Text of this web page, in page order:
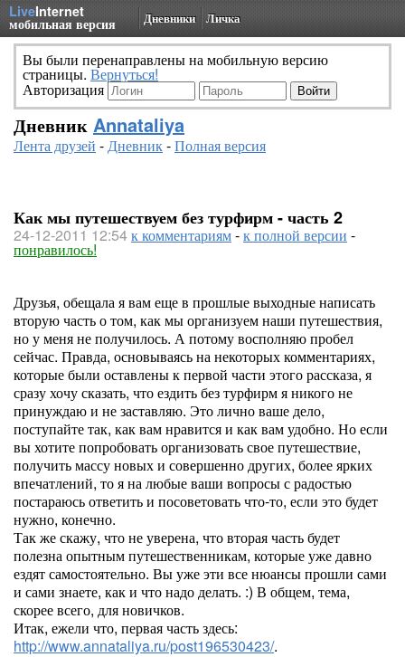
LiveInternet
мобильная версия Дневники Личка
Вы были перенаправлены на мобильную версию
страницы. Вернуться!
Авторизация
Дневник Annataliya
Лента друзей -Дневник-Полная версия
Как мы путешествуем без турфирм - часть 2
24-12-2011 12:54к комментариям-к полной версии -
понравилось!
Друзья, обещала я вам еще в прошлые выходные написать
вторую часть о том, как мы организуем наши путешествия,
но у меня не получилось. А потому восполняю пробел
сейчас. Правда, основываясь на некоторых комментариях,
которые были оставлены к первой части этого рассказа, я
сразу хочу сказать, что ездить без турфирм я никого не
принуждаю и не заставляю. Это лично ваше дело,
поступайте так, как вам нравится и как вам удобно. Но если
вы хотите попробовать организовать свое путешествие,
получить массу новых и совершенно других, более ярких
впечатлений, то я на любые ваши вопросы с радостью
постараюсь ответить и посоветовать что-то, если это будет
нужно, конечно.
Так же скажу, что не уверена, что вторая часть будет
полезна опытным путешественникам, которые уже давно
ездят самостоятельно. Вы уже эти все нюансы прошли сами
и сами знаете, как и что надо делать. :) В общем, тема,
скорее всего, для новичков.
Итак, ежели что, первая часть здесь:
http://www.annataliya.ru/post196530423/.